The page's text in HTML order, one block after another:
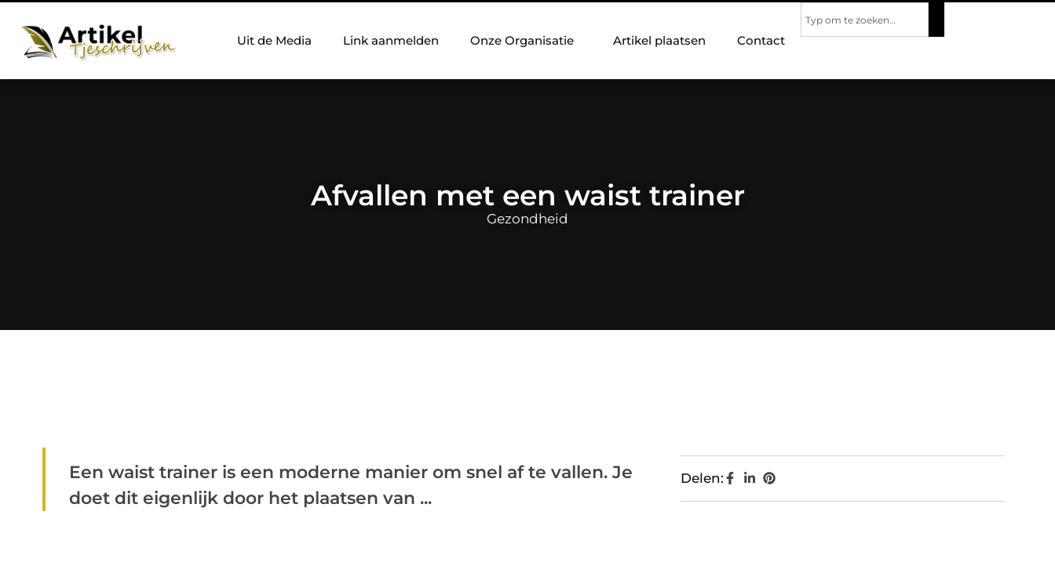
Uit de Media Link aanmelden Onze Organisatie Artikel plaatsen Contact
Afvallen met een waist trainer
Gezondheid
Een waist trainer is een moderne manier om snel af te vallen. Je
doet dit eigenlijk door het plaatsen van ...
Delen: